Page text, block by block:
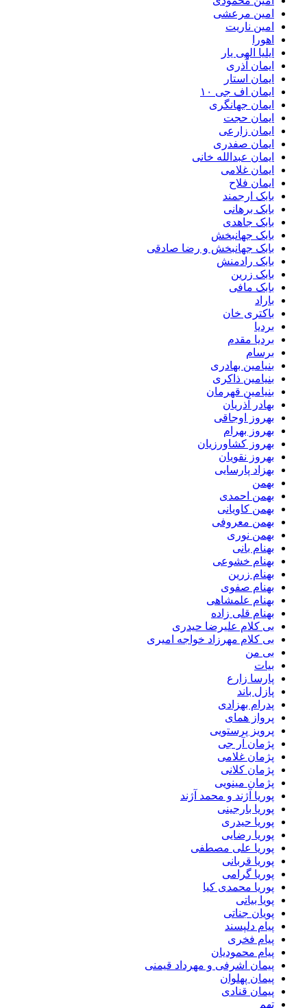
امین مرعشی
امین ناریت
اهورا
ایلیا الهی یار
ایمان آذری
ایمان استار
ایمان اف جی ۱۰
ایمان جهانگری
ایمان حجت
ایمان زارعی
ایمان صفدری
ایمان عبدالله خانی
ایمان غلامی
ایمان فلاح
بابک ارجمند
بابک برهانی
بابک جاهدی
بابک جهانبخش
بابک جهانبخش و رضا صادقی
بابک رادمنش
بابک زرین
بابک مافی
باراد
باکتری خان
بردیا
بردیا مقدم
برسام
بنیامین بهادری
بنیامین ذاکری
بنیامین قهرمان
بهادر آذریان
بهروز اوجاقی
بهروز بهرام
بهروز کشاورزیان
بهروز نقویان
بهزاد پارسایی
بهمن
بهمن احمدی
بهمن کاویانی
بهمن معروفی
بهمن نوری
بهنام بانی
بهنام خشوعی
بهنام زرین
بهنام صفوی
بهنام علمشاهی
بهنام قلی زاده
بی کلام علیرضا حیدری
بی کلام مهرزاد خواجه امیری
بی من
بیات
پارسا زارع
پازل باند
پدرام بهزادی
پرواز همای
پرویز پرستویی
پژمان آر جی
پژمان غلامی
پژمان کلانی
پژمان مینویی
پوریا آژند و محمد آژند
پوریا بارجینی
پوریا حیدری
پوریا رضایی
پوریا علی مصطفی
پوریا قربانی
پوریا گرامی
پوریا محمدی کیا
پویا بیاتی
پویان جناتی
پیام دلپسند
پیام فخری
پیام محمودیان
پیمان اشرفی و مهرداد قیمنی
پیمان پهلوان
پیمان قنادی
تهم